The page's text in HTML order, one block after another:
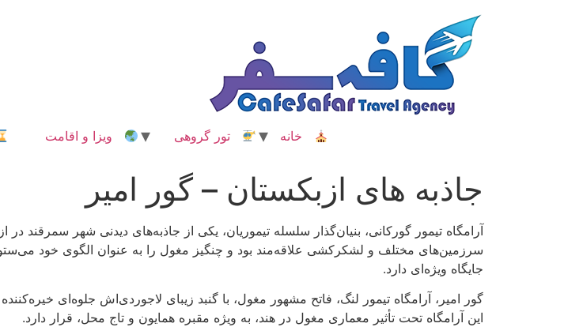
خانه تور گروهی ویزا و اقامت
جاذبه های ازبکستان – گور امیر
آرامگاه تیمور گورکانی، بنیان‌گذار سلسله تیموریان، یکی از جاذبه‌های دیدنی شهر سمرقند
سرزمین‌های مختلف و لشکرکشی علاقه‌مند بود و چنگیز مغول را به عنوان الگوی خود
جایگاه ویژه‌ای دارد.
گور امیر، آرامگاه تیمور لنگ، فاتح مشهور مغول، با گنبد زیبای لاجوردی‌اش جلوه‌ای
این آرامگاه تحت تأثیر معماری مغول در هند، به ویژه مقبره همایون و تاج محل، قرار دارد.